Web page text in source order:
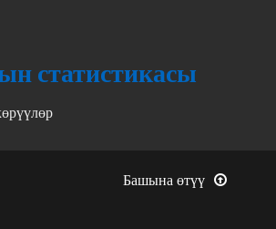
статистикасы
Башына өтүү